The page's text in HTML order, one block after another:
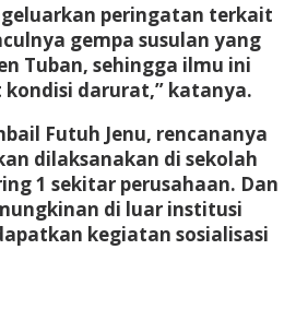
peringatan terkait
gempa susulan yang
Tuban, sehingga ilmu ini
darurat,” katanya.
Futuh Jenu, rencananya
dilaksanakan di sekolah
1 sekitar perusahaan. Dan
di luar institusi
kegiatan sosialisasi